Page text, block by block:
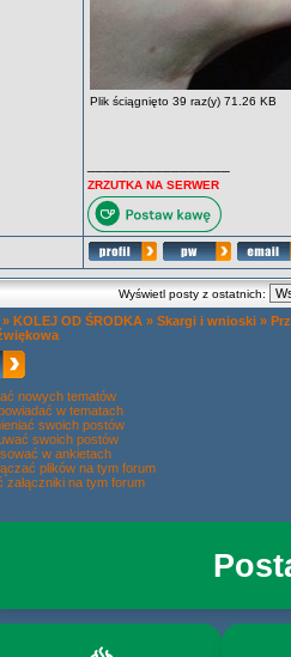
Plik ściągnięto 39 raz(y) 71.26 KB
ZRZUTKA NA SERWER
Wyświetl posty z ostatnich:
» KOLEJ OD ŚRODKA » Skargi i wnioski »
nowych tematów
w tematach
swoich postów
swoich postów
w ankietach
plików na tym forum
załączniki na tym forum